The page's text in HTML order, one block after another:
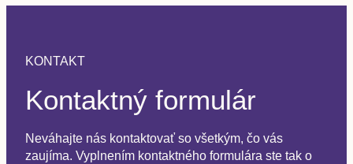
KONTAKT
Kontaktný formulár
Neváhajte nás kontaktovať so všetkým, čo vás
zaujíma. Vyplnením kontaktného formulára ste tak o